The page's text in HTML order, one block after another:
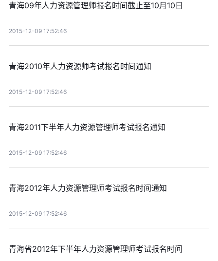
青海09年人力资源管理师报名时间截止至10月10日
2015-12-09 17:52:46
青海2010年人力资源师考试报名时间通知
2015-12-09 17:52:46
青海2011下半年人力资源管理师考试报名通知
2015-12-09 17:52:46
青海2012年人力资源管理师考试报名时间通知
2015-12-09 17:52:46
青海省2012年下半年人力资源管理师考试报名时间